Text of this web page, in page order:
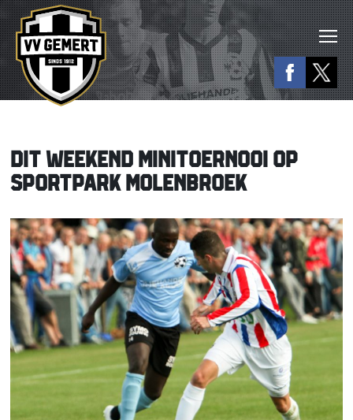
DIT WEEKEND MINITOERNOOI OP
SPORTPARK MOLENBROEK